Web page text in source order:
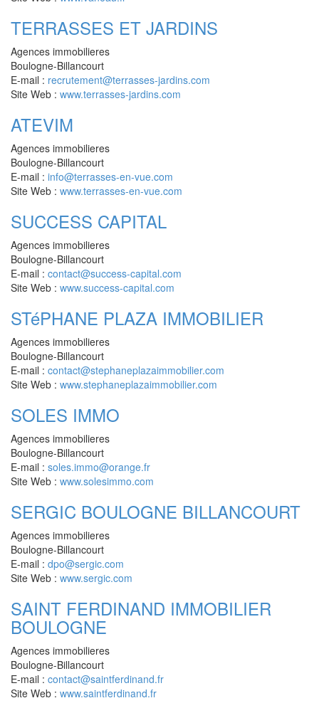
TERRASSES ET JARDINS
Agences immobilieres
Boulogne-Billancourt
E-mail : recrutement@terrasses-jardins.com
Site Web : www.terrasses-jardins.com
ATEVIM
Agences immobilieres
Boulogne-Billancourt
E-mail : info@terrasses-en-vue.com
Site Web : www.terrasses-en-vue.com
SUCCESS CAPITAL
Agences immobilieres
Boulogne-Billancourt
E-mail : contact@success-capital.com
Site Web : www.success-capital.com
STéPHANE PLAZA IMMOBILIER
Agences immobilieres
Boulogne-Billancourt
E-mail : contact@stephaneplazaimmobilier.com
Site Web : www.stephaneplazaimmobilier.com
SOLES IMMO
Agences immobilieres
Boulogne-Billancourt
E-mail : soles.immo@orange.fr
Site Web : www.solesimmo.com
SERGIC BOULOGNE BILLANCOURT
Agences immobilieres
Boulogne-Billancourt
E-mail : dpo@sergic.com
Site Web : www.sergic.com
SAINT FERDINAND IMMOBILIER
BOULOGNE
Agences immobilieres
Boulogne-Billancourt
E-mail : contact@saintferdinand.fr
Site Web : www.saintferdinand.fr